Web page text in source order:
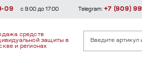
средств
защиты в
и регионах
09 с 9:00 до 17:00 Telegram: +7 (909)